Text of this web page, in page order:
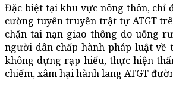
Đặc biệt tại khu vực nông thôn, chỉ
cường tuyên truyền trật tự ATGT
chặn tai nạn giao thông do uống
người dân chấp hành pháp luật về
không dựng rạp hiếu, thực hiện
chiếm, xâm hại hành lang ATGT